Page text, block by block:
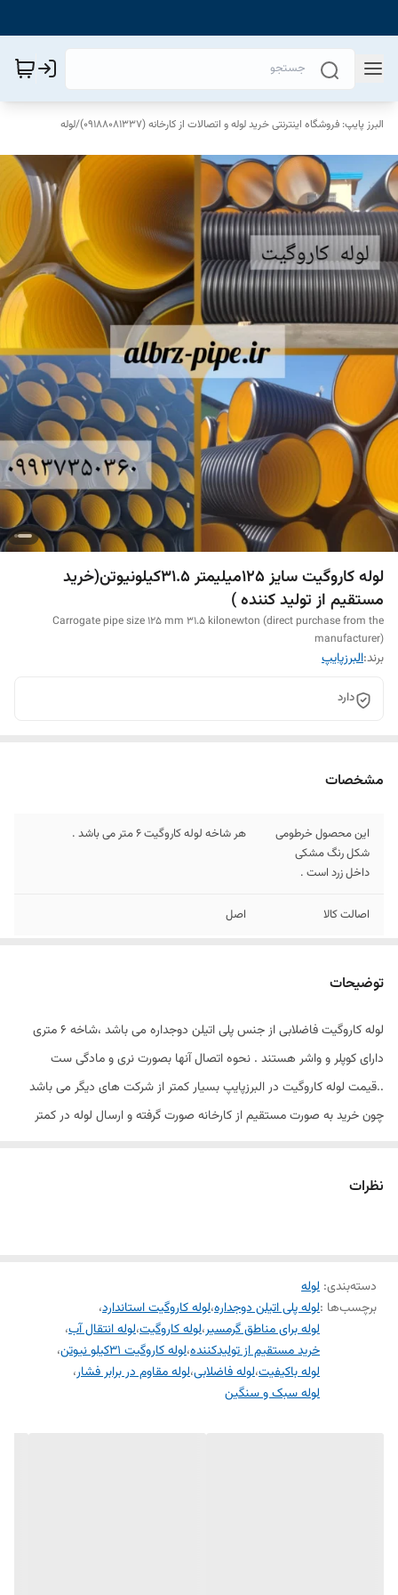
البرز پایپ: فروشگاه اینترنتی خرید لوله و اتصالات از کارخانه (09188081337) /لوله
لوله کاروگیت سایز 125میلیمتر 31.5کیلونیوتن(خرید
مستقیم از تولید کننده )
Carrogate pipe size 125 mm 31.5 kilonewton (direct purchase from the
manufacturer)
برند:البرزپایپ
دارد
مشخصات
این محصول خرطومی
شکل رنگ مشکی
داخل زرد است .
هر شاخه لوله کاروگیت 6 متر می باشد .
اصالت کالا اصل
توضیحات
لوله کاروگیت فاضلابی از جنس پلی اتیلن دوجداره می باشد ،شاخه 6 متری
دارای کوپلر و واشر هستند . نحوه اتصال آنها بصورت نری و مادگی ست
..قیمت لوله کاروگیت در البرزپایپ بسیار کمتر از شرکت های دیگر می باشد
چون خرید به صورت مستقیم از کارخانه صورت گرفته و ارسال لوله در کمتر
نظرات
دسته‌بندی: لوله
برچسب‌ها :لوله پلی اتیلن دوجداره،لوله کاروگیت استاندارد،
لوله برای مناطق گرمسیر،لوله کاروگیت،لوله انتقال آب،
خرید مستقیم از تولیدکننده،لوله کاروگیت 31کیلو نیوتن
،
لوله باکیفیت،لوله فاضلابی،لوله مقاوم در برابر فشار،
لوله سبک و سنگین